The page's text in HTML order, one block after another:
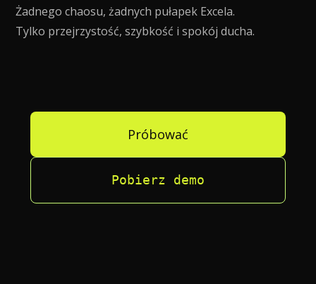
Żadnego chaosu, żadnych pułapek Excela.
Tylko przejrzystość, szybkość i spokój ducha.
Próbować
Pobierz demo